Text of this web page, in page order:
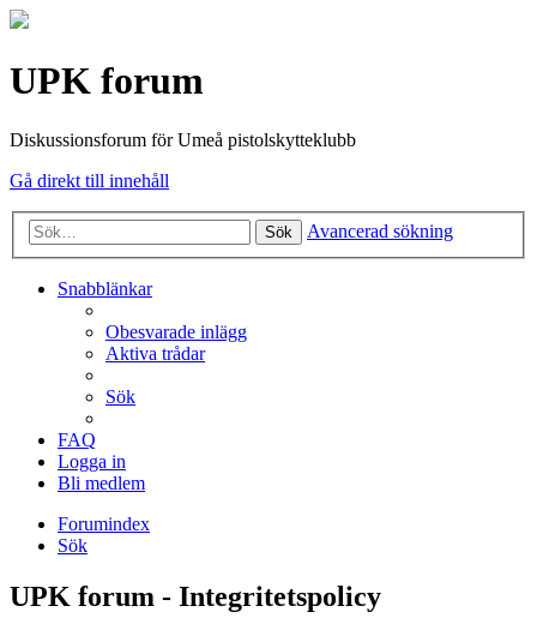
UPK forum
Diskussionsforum för Umeå pistolskytteklubb
Gå direkt till innehåll
Sök Avancerad sökning
Snabblänkar
Obesvarade inlägg
Aktiva trådar
Sök
FAQ
Logga in
Bli medlem
Forumindex
Sök
UPK forum - Integritetspolicy